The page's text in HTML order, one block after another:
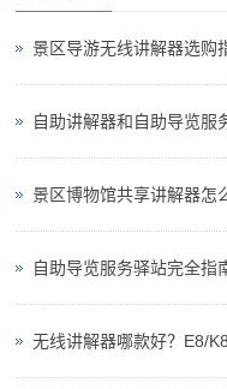
自助讲解器和自助导览服
自助导览服务驿站完全指